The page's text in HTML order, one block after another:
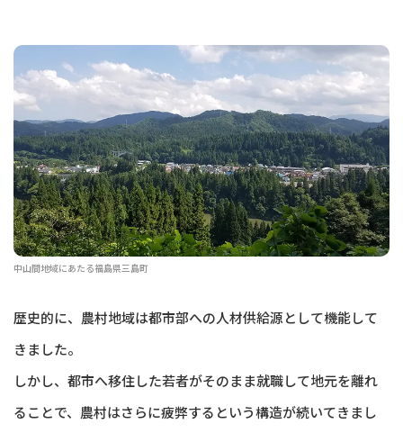
中山間地域にあたる福島県三島町
歴史的に、農村地域は都市部への人材供給源として機能して
きました。
しかし、都市へ移住した若者がそのまま就職して地元を離れ
ることで、農村はさらに疲弊するという構造が続いてきまし